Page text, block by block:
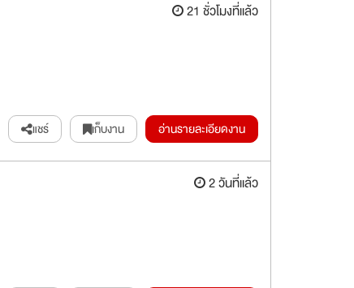
21 ชั่วโมงที่แล้ว
แชร์ เก็บงาน อ่านรายละเอียดงาน
2 วันที่แล้ว